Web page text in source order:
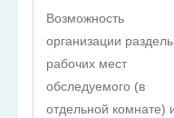
Возможность
организации
рабочих мест
обследуемого (в
отдельной комнате)